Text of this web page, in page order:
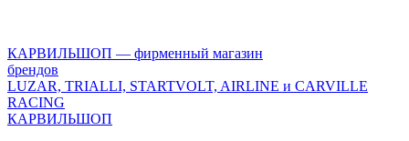
version="1.0"
encoding="utf-
8"?
>
КАРВИЛЬШОП — фирменный магазин
брендов
LUZAR, TRIALLI, STARTVOLT, AIRLINE и CARVILLE
RACING
КАРВИЛЬШОП